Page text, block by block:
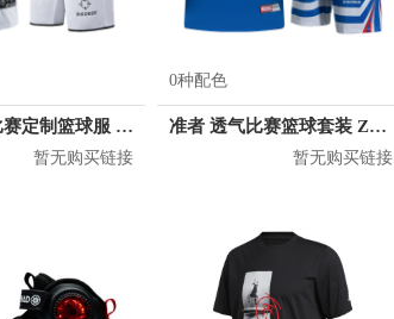
准者 训练比赛定制篮球服 Z17110105
暂无购买链接
0种配色
准者 透气比赛篮球套装 Z118210177
暂无购买链接